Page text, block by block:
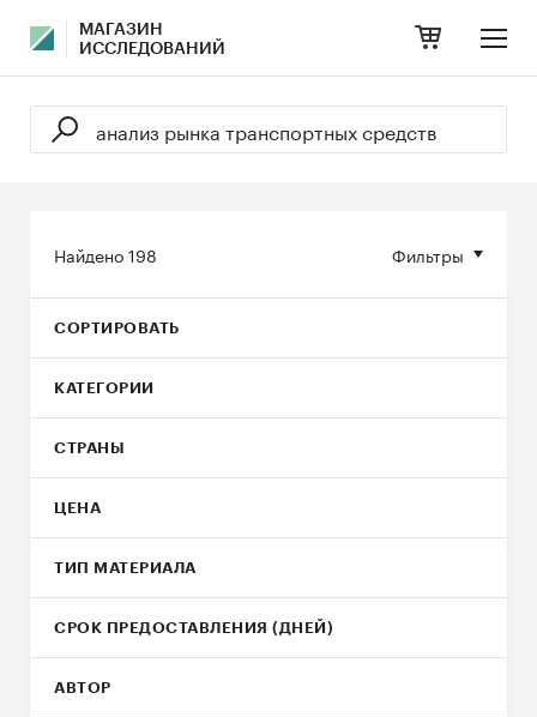
МАГАЗИН
ИССЛЕДОВАНИЙ
Фильтры
Найдено198
СОРТИРОВАТЬ
КАТЕГОРИИ
СТРАНЫ
ЦЕНА
ТИП МАТЕРИАЛА
СРОК ПРЕДОСТАВЛЕНИЯ (ДНЕЙ)
АВТОР